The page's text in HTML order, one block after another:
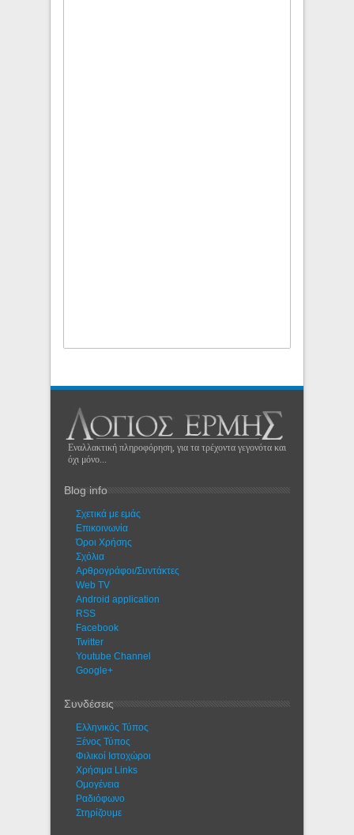
Εναλλακτική πληροφόρηση, για τα τρέχοντα γεγονότα και
όχι μόνο...
Blog info
Σχετικά με εμάς
Eπικοινωνία
Όροι Χρήσης
Σχόλια
Αρθρογράφοι/Συντάκτες
Web TV
Android application
RSS
Facebook
Twitter
Youtube Channel
Google+
Συνδέσεις
Ελληνικός Τύπος
Ξένος Τύπος
Φιλικοί Ιστοχώροι
Χρήσιμα Links
Ομογένεια
Ραδιόφωνο
Στηρίζουμε